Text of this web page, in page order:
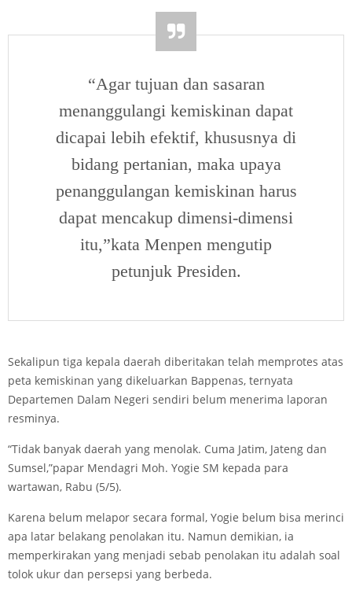
“Agar tujuan dan sasaran
menanggulangi kemiskinan dapat
dicapai lebih efektif, khususnya di
bidang pertanian, maka upaya
penanggulangan kemiskinan harus
dapat mencakup dimensi-dimensi
itu,”kata Menpen mengutip
petunjuk Presiden.
Sekalipun tiga kepala daerah diberitakan telah memprotes atas
peta kemiskinan yang dikeluarkan Bappenas, ternyata
Departemen Dalam Negeri sendiri belum menerima laporan
resminya.
“Tidak banyak daerah yang menolak. Cuma Jatim, Jateng dan
Sumsel,”papar Mendagri Moh. Yogie SM kepada para
wartawan, Rabu (5/5).
Karena belum melapor secara formal, Yogie belum bisa merinci
apa latar belakang penolakan itu. Namun demikian, ia
memperkirakan yang menjadi sebab penolakan itu adalah soal
tolok ukur dan persepsi yang berbeda.